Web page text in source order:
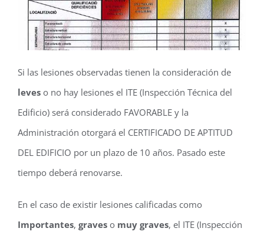
Si las lesiones observadas tienen la consideración de
leves o no hay lesiones el ITE (Inspección Técnica del
Edificio) será considerado FAVORABLE y la
Administración otorgará el CERTIFICADO DE APTITUD
DEL EDIFICIO por un plazo de 10 años. Pasado este
tiempo deberá renovarse.
En el caso de existir lesiones calificadas como
Importantes, graves o muy graves, el ITE (Inspección